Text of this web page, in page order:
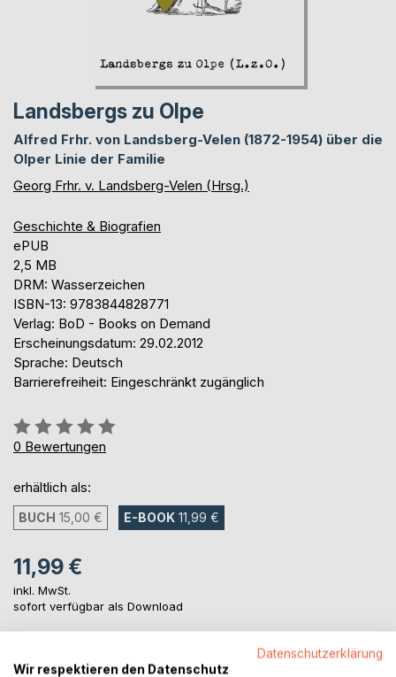
Landsbergs zu Olpe
Alfred Frhr. von Landsberg-Velen (1872-1954) über die
Olper Linie der Familie
Georg Frhr. v. Landsberg-Velen (Hrsg.)
Geschichte & Biografien
ePUB
2,5 MB
DRM: Wasserzeichen
ISBN-13: 9783844828771
Verlag: BoD - Books on Demand
Erscheinungsdatum: 29.02.2012
Sprache: Deutsch
Barrierefreiheit: Eingeschränkt zugänglich
Bewertung::
0%
0 Bewertungen
erhältlich als:
BUCH 15,00 € E-BOOK 11,99 €
11,99 €
inkl. MwSt.
sofort verfügbar als Download
IN DEN WARENKORB
Datenschutzerklärung
Wir respektieren den Datenschutz